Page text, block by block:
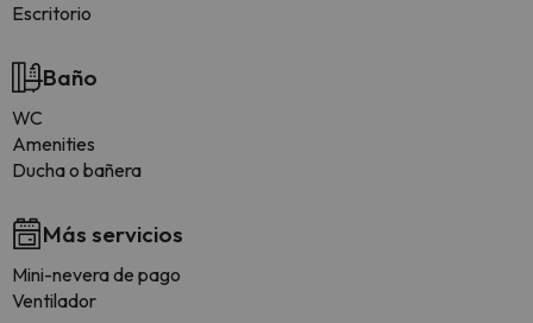
Escritorio
Baño
WC
Amenities
Ducha o bañera
Más servicios
Mini-nevera de pago
Ventilador